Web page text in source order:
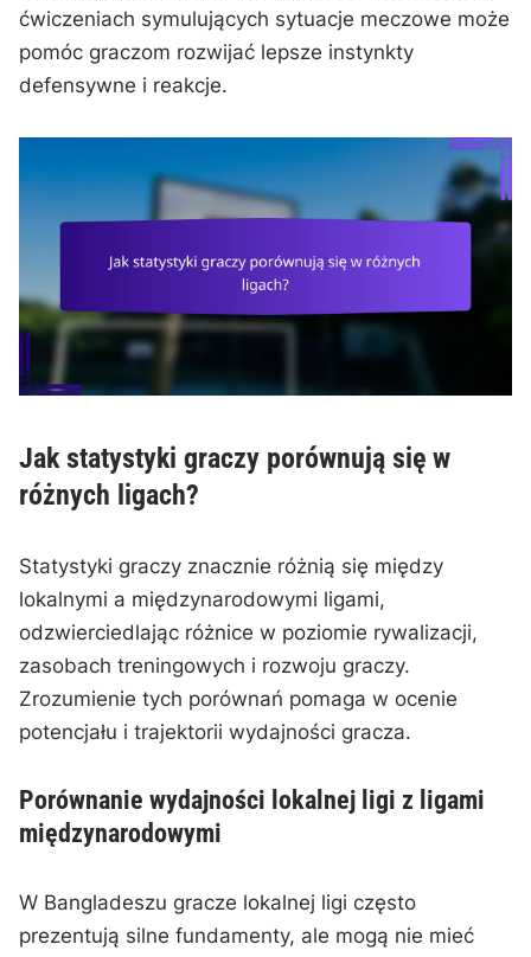
ćwiczeniach symulujących sytuacje meczowe może
pomóc graczom rozwijać lepsze instynkty
defensywne i reakcje.
Jak statystyki graczy porównują się w
różnych ligach?
Statystyki graczy znacznie różnią się między
lokalnymi a międzynarodowymi ligami,
odzwierciedlając różnice w poziomie rywalizacji,
zasobach treningowych i rozwoju graczy.
Zrozumienie tych porównań pomaga w ocenie
potencjału i trajektorii wydajności gracza.
Porównanie wydajności lokalnej ligi z ligami
międzynarodowymi
W Bangladeszu gracze lokalnej ligi często
prezentują silne fundamenty, ale mogą nie mieć